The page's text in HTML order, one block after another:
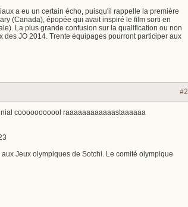
a eu un certain écho, puisqu'il rappelle la première
(Canada), épopée qui avait inspiré le film sorti en
La plus grande confusion sur la qualification ou non
JO 2014. Trente équipages pourront participer aux
#2
cooooooooool raaaaaaaaaaaastaaaaaa
Jeux olympiques de Sotchi. Le comité olympique